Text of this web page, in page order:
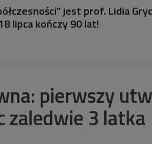
jest prof. Lidia
lipca kończy 90 lat!
pierwszy
zaledwie 3 latka